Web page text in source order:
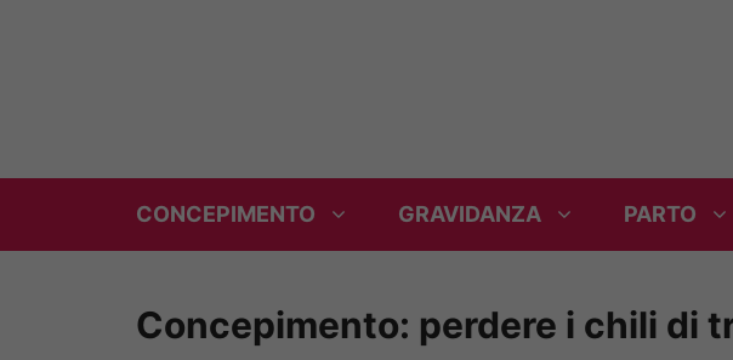
CONCEPIMENTO GRAVIDANZA PARTO
Concepimento: perdere i chili di